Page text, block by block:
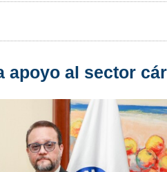
apoyo al sector